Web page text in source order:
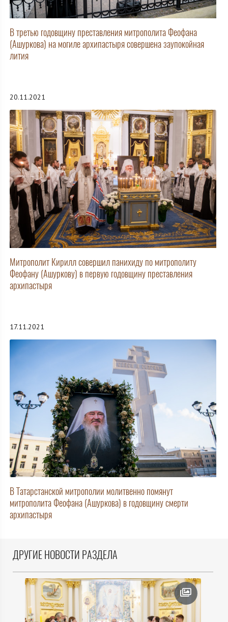
В третью годовщину преставления митрополита Феофана
(Ашуркова) на могиле архипастыря совершена заупокойная
лития
20.11.2021
Митрополит Кирилл совершил панихиду по митрополиту
Феофану (Ашуркову) в первую годовщину преставления
архипастыря
17.11.2021
В Татарстанской митрополии молитвенно помянут
митрополита Феофана (Ашуркова) в годовщину смерти
архипастыря
ДРУГИЕ НОВОСТИ РАЗДЕЛА